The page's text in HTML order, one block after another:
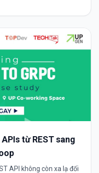
từ REST sang
API không còn xa lạ đối